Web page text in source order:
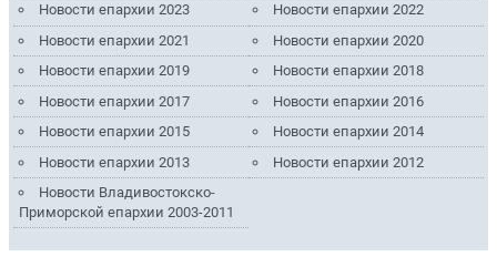
Новости епархии 2023
Новости епархии 2022
Новости епархии 2021
Новости епархии 2020
Новости епархии 2019
Новости епархии 2018
Новости епархии 2017
Новости епархии 2016
Новости епархии 2015
Новости епархии 2014
Новости епархии 2013
Новости епархии 2012
Новости Владивостокско-
Приморской епархии 2003-2011